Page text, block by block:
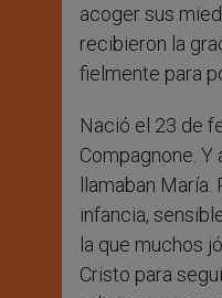
acoger sus
recibieron la
fielmente para
Nació el 23 de
Compagnone.
llamaban
infancia,
la que muchos
Cristo para